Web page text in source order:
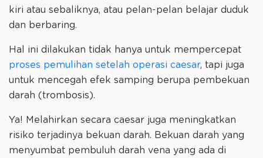
kiri atau sebaliknya, atau pelan-pelan belajar duduk
dan berbaring.
Hal ini dilakukan tidak hanya untuk mempercepat
proses pemulihan setelah operasi caesar, tapi juga
untuk mencegah efek samping berupa pembekuan
darah (trombosis).
Ya! Melahirkan secara caesar juga meningkatkan
risiko terjadinya bekuan darah. Bekuan darah yang
menyumbat pembuluh darah vena yang ada di